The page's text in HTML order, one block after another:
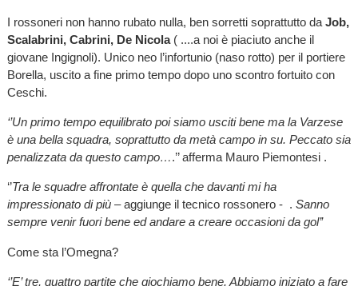
I rossoneri non hanno rubato nulla, ben sorretti soprattutto da Job,
Scalabrini, Cabrini, De Nicola ( ....a noi è piaciuto anche il
giovane Ingignoli). Unico neo l’infortunio (naso rotto) per il portiere
Borella, uscito a fine primo tempo dopo uno scontro fortuito con
Ceschi.
‘’Un primo tempo equilibrato poi siamo usciti bene ma la Varzese
è una bella squadra, soprattutto da metà campo in su. Peccato sia
penalizzata da questo campo….’’ afferma Mauro Piemontesi .
‘’Tra le squadre affrontate è quella che davanti mi ha
impressionato di più– aggiunge il tecnico rossonero - . Sanno
sempre venir fuori bene ed andare a creare occasioni da gol’’
Come sta l’Omegna?
‘’E’ tre, quattro partite che giochiamo bene. Abbiamo iniziato a fare